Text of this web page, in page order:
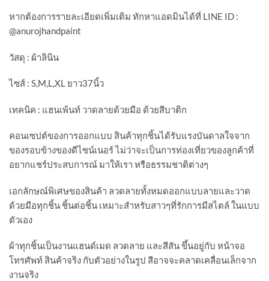
หากต้องการรายละเอียดเพิ่มเติม ทักหาแอดมินได้ที่ LINE ID :
@anurojhandpaint
วัสดุ : ผ้าลินิน
ไซส์ : S,M,L,XL ยาว37นิ้ว
เทคนิค : แฮนเพ้นท์ วาดลายด้วยมือ ด้วยสีบาติก
คอนเซปต์ของการออกแบบ สินค้าทุกชิ้นได้รับแรงบันดาลใจจาก
ของรอบข้างของดีไซน์เนอร์ ไม่ว่าจะเป็นการท่องเที่ยวของลูกค้าที่
อยากแชร์ประสบการณ์ มาให้เรา หรือธรรมชาติต่างๆ
เอกลักษณ์พิเศษของสินค้า ลวดลายทั้งหมดออกแบบลายและวาด
ด้วยมือทุกชิ้น ชิ้นต่อชิ้น เหมาะสำหรับสาวๆที่รักการมีสไตล์ ในแบบ
ตัวเอง
ผ้าทุกชิ้นเป็นงานแฮนด์​เมด ลวดลาย และสีสัน ขึ้นอยู่กับ หน้าจอ
โทรศัพท์​ สินค้าจริง กับตัวอย่างในรูป สีอาจจะคลาดเคลื่อนเล็กจาก
งานจริง